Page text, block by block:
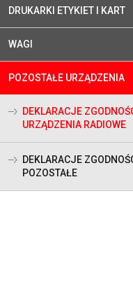
DRUKARKI ETYKIET I KART
WAGI
POZOSTAŁE URZĄDZENIA
DEKLARACJE
URZĄDZENIA RADIOWE
DEKLARACJE
POZOSTAŁE